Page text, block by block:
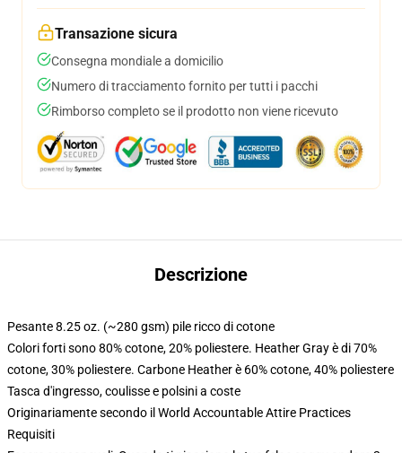
Transazione sicura
Consegna mondiale a domicilio
Numero di tracciamento fornito per tutti i pacchi
Rimborso completo se il prodotto non viene ricevuto
Descrizione
Pesante 8.25 oz. (~280 gsm) pile ricco di cotone
Colori forti sono 80% cotone, 20% poliestere. Heather Gray è di 70%
cotone, 30% poliestere. Carbone Heather è 60% cotone, 40% poliestere
Tasca d'ingresso, coulisse e polsini a coste
Originariamente secondo il World Accountable Attire Practices
Requisiti